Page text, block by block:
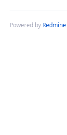
Powered by Redmine